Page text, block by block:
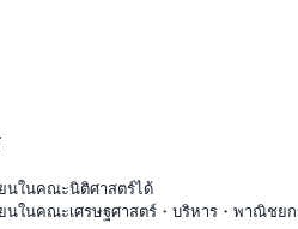
นในคณะนิติศาสตร์ได้
นในคณะเศรษฐศาสตร์・บริหาร・พาณิชย